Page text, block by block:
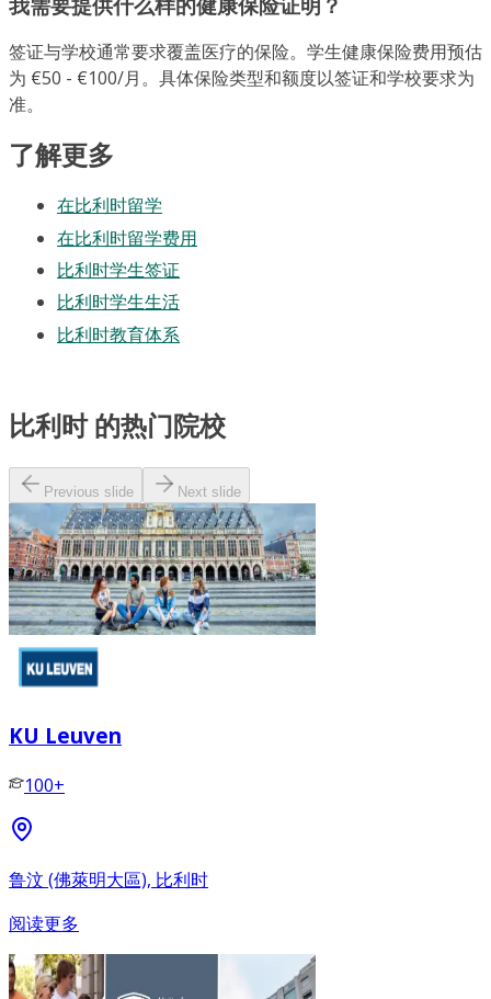
签证与学校通常要求覆盖医疗的保险。学生健康保险费用预估
为 €50 - €100/月。具体保险类型和额度以签证和学校要求为
准。
了解更多
在比利时留学
在比利时留学费用
比利时学生签证
比利时学生生活
比利时教育体系
比利时 的热门院校
Previous slide Next slide
KU Leuven
100+
鲁汶 (佛萊明大區), 比利时
阅读更多